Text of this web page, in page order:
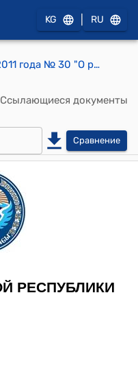
KG RU
Закон КР от 30 мая 2011 года № 30 "О ратификации Соглашения о сотрудничестве в области расследования авиационных происшествий с государственными воздушными судами государств-участников Содружества Независимых Государств, подписанного 20 ноября 2009 года в городе Ялта"
Ссылающиеся документы
Сравнение